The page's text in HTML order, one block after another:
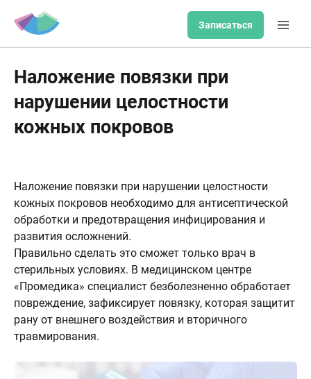
Записаться
Наложение повязки при
нарушении целостности
кожных покровов
Наложение повязки при нарушении целостности
кожных покровов необходимо для антисептической
обработки и предотвращения инфицирования и
развития осложнений.
Правильно сделать это сможет только врач в
стерильных условиях. В медицинском центре
«Промедика» специалист безболезненно обработает
повреждение, зафиксирует повязку, которая защитит
рану от внешнего воздействия и вторичного
травмирования.